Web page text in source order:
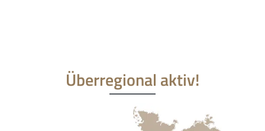
Überregional aktiv!